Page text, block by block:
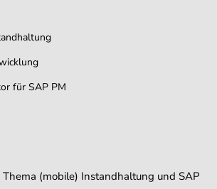
für SAP PM
Thema (mobile) Instandhaltung und SAP